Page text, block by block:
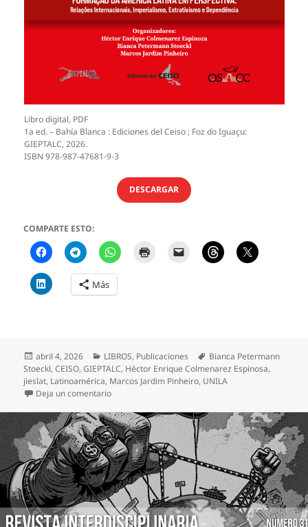
Libro digital, PDF
1a ed. – Bahía Blanca : Ediciones del Ceiso ; Foz do Iguaçu:
GIEPTALC, 2026.
ISBN 978-987-47681-9-3
DESCARGAR
COMPARTE ESTO:
Más
Publicado
el
abril 4, 2026 Categorías
LIBROS, Publicaciones Etiquetas
Bianca Petermann
Stoeckl,CEISO,GIEPTALC, Héctor Enrique Colmenarez Espinosa,
jieslat, Latinoamérica, Marcos Jardim Pinheiro, UNILA
Deja un comentarioen FORMACIÓN DE AMÉRICALATINA EN